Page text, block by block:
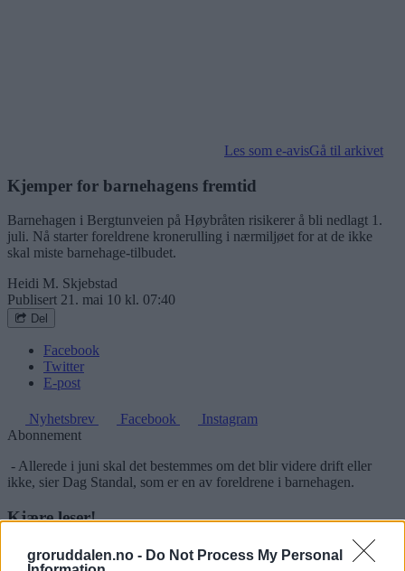
groruddalen.no - Do Not Process My Personal
Les som e-avisGå til arkivet
Kjemper for barnehagens fremtid
Barnehagen i Bergtunveien på Høybråten risikerer å bli nedlagt 1.
juli. Nå starter foreld­rene kronerulling i nærmiljøet for at de ikke
skal miste barnehage-tilbudet.
Heidi M. Skjebstad
Publisert 21. mai 10 kl. 07:40
Del
Facebook
Twitter
E-post
Nyhetsbrev Facebook
Instagram
Abonnement
- Allerede i juni skal det bestemmes om det blir videre drift eller
ikke, sier Dag Standal, som er en av foreldrene i barnehagen.
Kjære leser!
Logg deg inn og les